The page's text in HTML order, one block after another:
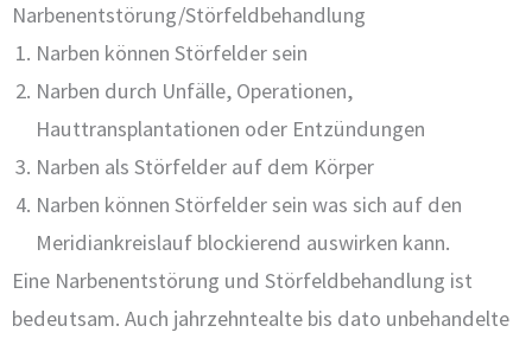
Narbenentstörung/Störfeldbehandlung
Narben können Störfelder sein
Narben durch Unfälle, Operationen,
Hauttransplantationen oder Entzündungen
Narben als Störfelder auf dem Körper
Narben können Störfelder sein was sich auf den
Meridiankreislauf blockierend auswirken kann.
Eine Narbenentstörung und Störfeldbehandlung ist
bedeutsam. Auch jahrzehntealte bis dato unbehandelte